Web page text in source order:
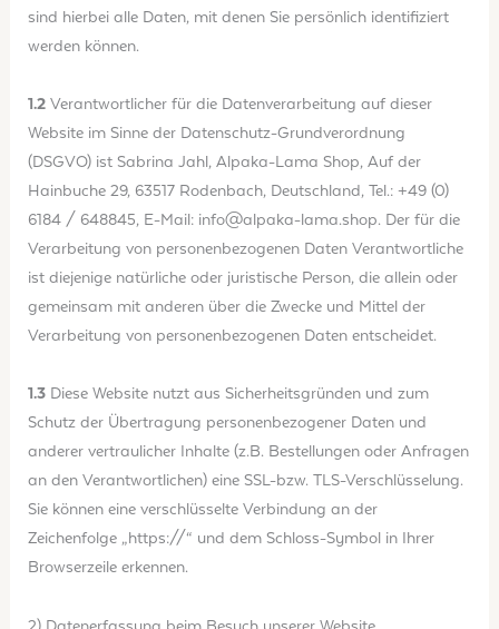
sind hierbei alle Daten, mit denen Sie persönlich identifiziert
werden können.
1.2 Verantwortlicher für die Datenverarbeitung auf dieser
Website im Sinne der Datenschutz-Grundverordnung
(DSGVO) ist Sabrina Jahl, Alpaka-Lama Shop, Auf der
Hainbuche 29, 63517 Rodenbach, Deutschland, Tel.: +49 (0)
6184 / 648845, E-Mail: info@alpaka-lama.shop. Der für die
Verarbeitung von personenbezogenen Daten Verantwortliche
ist diejenige natürliche oder juristische Person, die allein oder
gemeinsam mit anderen über die Zwecke und Mittel der
Verarbeitung von personenbezogenen Daten entscheidet.
1.3 Diese Website nutzt aus Sicherheitsgründen und zum
Schutz der Übertragung personenbezogener Daten und
anderer vertraulicher Inhalte (z.B. Bestellungen oder Anfragen
an den Verantwortlichen) eine SSL-bzw. TLS-Verschlüsselung.
Sie können eine verschlüsselte Verbindung an der
Zeichenfolge „https://“ und dem Schloss-Symbol in Ihrer
Browserzeile erkennen.